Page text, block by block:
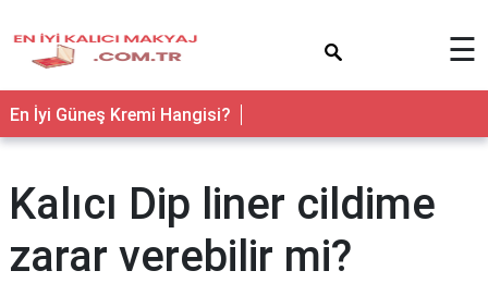
☰
En İyi Güneş Kremi Hangisi?
Kalıcı Dip liner cildime
zarar verebilir mi?